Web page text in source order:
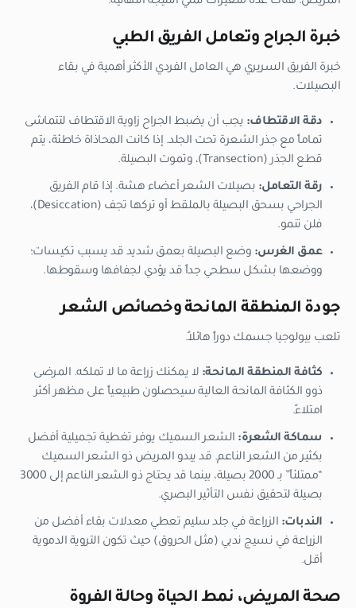
خبرة الجراح وتعامل الفريق الطبي
خبرة الفريق السريري هي العامل الفردي الأكثر أهمية في بقاء
البصيلات.
دقة الاقتطاف: يجب أن يضبط الجراح زاوية الاقتطاف لتتماشى
تماماً مع جذر الشعرة تحت الجلد. إذا كانت المحاذاة خاطئة، يتم
قطع الجذر (Transection)، وتموت البصيلة.
رقة التعامل: بصيلات الشعر أعضاء هشة. إذا قام الفريق
الجراحي بسحق البصيلة بالملقط أو تركها تجف (Desiccation)،
فلن تنمو.
عمق الغرس: وضع البصيلة بعمق شديد قد يسبب تكيسات؛
ووضعها بشكل سطحي جداً قد يؤدي لجفافها وسقوطها.
جودة المنطقة المانحة وخصائص الشعر
تلعب بيولوجيا جسمك دوراً هائلاً.
كثافة المنطقة المانحة: لا يمكنك زراعة ما لا تملكه. المرضى
ذوو الكثافة المانحة العالية سيحصلون طبيعياً على مظهر أكثر
امتلاءً.
سماكة الشعرة: الشعر السميك يوفر تغطية تجميلية أفضل
بكثير من الشعر الناعم. قد يبدو المريض ذو الشعر السميك
“ممتلئاً” بـ 2000 بصيلة، بينما قد يحتاج ذو الشعر الناعم إلى 3000
بصيلة لتحقيق نفس التأثير البصري.
الندبات: الزراعة في جلد سليم تعطي معدلات بقاء أفضل من
الزراعة في نسيج ندبي (مثل الحروق) حيث تكون التروية الدموية
أقل.
صحة المريض، نمط الحياة وحالة الفروة